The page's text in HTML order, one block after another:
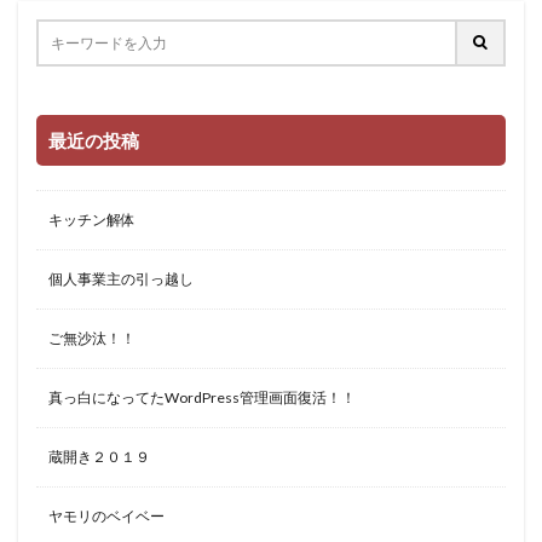
最近の投稿
キッチン解体
個人事業主の引っ越し
ご無沙汰！！
真っ白になってたWordPress管理画面復活！！
蔵開き２０１９
ヤモリのベイベー